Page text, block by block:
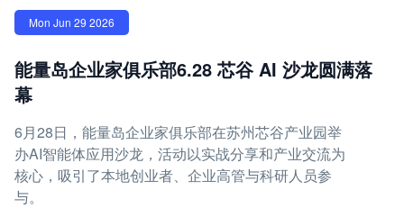
Mon Jun 29 2026
能量岛企业家俱乐部6.28 芯谷 AI 沙龙圆满落
幕
6月28日，能量岛企业家俱乐部在苏州芯谷产业园举
办AI智能体应用沙龙，活动以实战分享和产业交流为
核心，吸引了本地创业者、企业高管与科研人员参
与。